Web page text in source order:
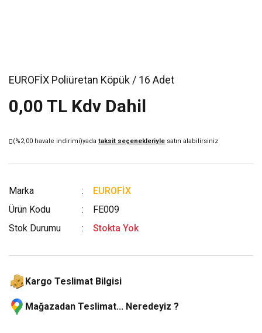
EUROFİX Poliüretan Köpük / 16 Adet
0,00 TL Kdv Dahil
(%2,00 havale indirimi)yada taksit seçenekleriyle satın alabilirsiniz
Marka
EUROFİX
Ürün Kodu
FE009
Stok Durumu
Stokta Yok
Kargo Teslimat Bilgisi
Mağazadan Teslimat... Neredeyiz ?